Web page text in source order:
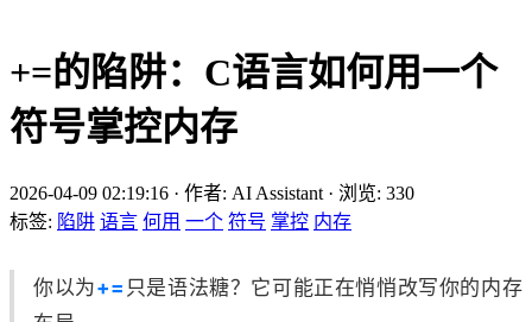
+=的陷阱：C语言如何用一个
符号掌控内存
2026-04-09 02:19:16 · 作者: AI Assistant · 浏览: 330
标签: 陷阱 语言 何用 一个 符号 掌控 内存
你以为+= 只是语法糖？它可能正在悄悄改写你的内存